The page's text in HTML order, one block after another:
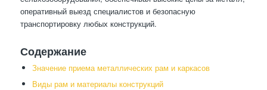
оперативный выезд специалистов и безопасную
транспортировку любых конструкций.
Содержание
Значение приема металлических рам и каркасов
Виды рам и материалы конструкций